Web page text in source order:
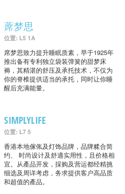
蓆梦思
位置: L5 1A
席梦思致力提升睡眠质素，早于1925年
推出备有专利独立袋装弹簧的甜梦床
褥，其精湛的舒压及承托技术，不仅为
你的脊椎提供适当的承托，同时让你睡
醒后充满能量。
SIMPLYLIFE
位置: L7 5
香港本地傢俬及灯饰品牌，品牌糅合简
约、 时尚设计及舒適实用性，且价格相
宜。从產品开发，採购及营运都经精挑
细选及周详考虑，务求提供客户高品质
和超值的產品。